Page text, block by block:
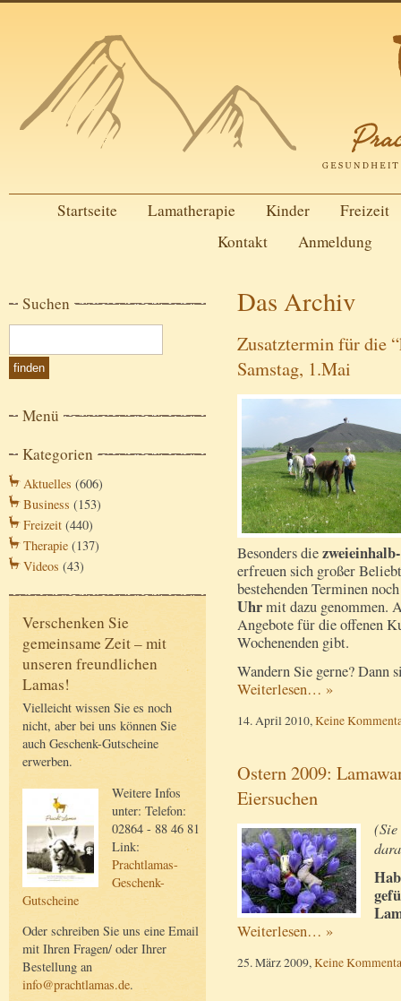
Startseite Lamatherapie Kinder
Freizeit
Kontakt
Anmeldung
Suchen
Menü
Kategorien
Aktuelles (606)
Business (153)
Freizeit (440)
Therapie (137)
Videos (43)
Verschenken Sie
gemeinsame Zeit – mit
unseren freundlichen
Lamas!
Vielleicht wissen Sie es noch
nicht, aber bei uns können Sie
auch Geschenk-Gutscheine
erwerben.
Weitere Infos
unter: Telefon:
02864 - 88 46 81
Link:
Prachtlamas-
Geschenk-
Gutscheine
Oder schreiben Sie uns eine Email
mit Ihren Fragen/ oder Ihrer
Bestellung an
info@prachtlamas.de.
Das Archiv
Zusatztermin für die
Samstag, 1.Mai
Besonders die
erfreuen sich großer
bestehenden Terminen
Uhrmit dazu genommen.
Angebote für die offenen
Wochenenden gibt.
Wandern Sie gerne? Dann
Weiterlesen… »
14. April 2010,Keine
Ostern 2009:
Eiersuchen
(Sie
Weiterlesen… »
25. März 2009,Keine